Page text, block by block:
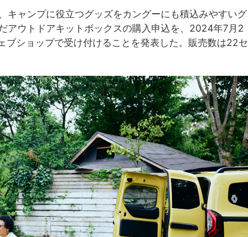
キャンプに役立つグッズをカングーにも積込みやすいグ
アウトドアキットボックスの購入申込を、2024年7月2
ショップで受け付けることを発表した。販売数は22セ